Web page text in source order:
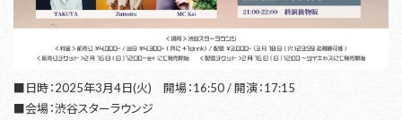
■日時：2025年3月4日(火) 開場：16:50 / 開演：17:15
■会場：渋谷スターラウンジ